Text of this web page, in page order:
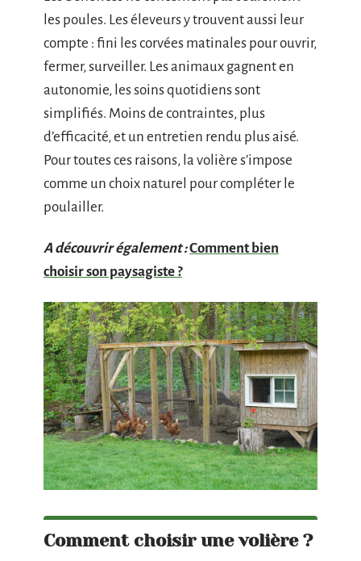
les poules. Les éleveurs y trouvent aussi leur
compte : fini les corvées matinales pour ouvrir,
fermer, surveiller. Les animaux gagnent en
autonomie, les soins quotidiens sont
simplifiés. Moins de contraintes, plus
d’efficacité, et un entretien rendu plus aisé.
Pour toutes ces raisons, la volière s’impose
comme un choix naturel pour compléter le
poulailler.
A découvrir également :Comment bien
choisir son paysagiste ?
Comment choisir une volière ?